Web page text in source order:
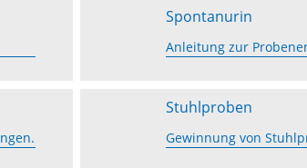
Spontanurin
Anleitung zur
Stuhlproben
Gewinnung von